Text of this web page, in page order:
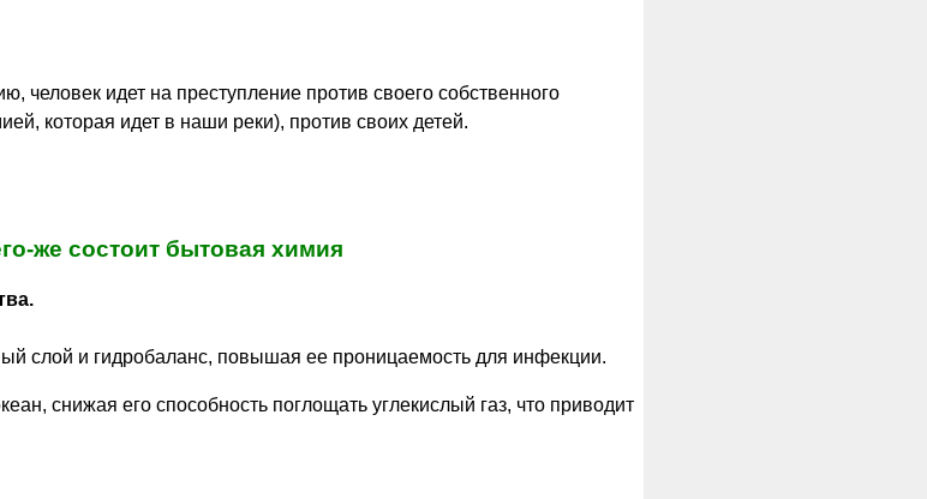
человек идет на преступление против своего собственного
которая идет в наши реки), против своих детей.
же состоит бытовая химия
слой и гидробаланс, повышая ее проницаемость для инфекции.
снижая его способность поглощать углекислый газ, что приводит